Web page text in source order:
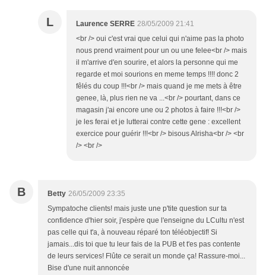
L Laurence SERRE 28/05/2009 21:41
<br /> oui c'est vrai que celui qui n'aime pas la photo
nous prend vraiment pour un ou une felee<br /> mais
il m'arrive d'en sourire, et alors la personne qui me
regarde et moi sourions en meme temps !!!! donc 2
fêlés du coup !!!<br /> mais quand je me mets à être
genee, là, plus rien ne va ...<br /> pourtant, dans ce
magasin j'ai encore une ou 2 photos à faire !!!<br />
je les ferai et je lutterai contre cette gene : excellent
exercice pour guérir !!!<br /> bisous Alrisha<br /> <br
/> <br />
B Betty 26/05/2009 23:35
Sympatoche clients! mais juste une p'tite question sur ta
confidence d'hier soir, j'espère que l'enseigne du LCultu n'est
pas celle qui t'a, à nouveau réparé ton téléobjectif! Si
jamais...dis toi que tu leur fais de la PUB et t'es pas contente
de leurs services! Flûte ce serait un monde ça! Rassure-moi...
Bise d'une nuit annoncée